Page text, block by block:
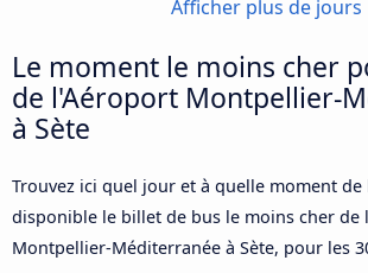
Afficher plus de jours
Le moment le moins cher
de l'Aéroport Montpellier-
à Sète
Trouvez ici quel jour et à quelle moment
disponible le billet de bus le moins cher de
Montpellier-Méditerranée à Sète, pour les